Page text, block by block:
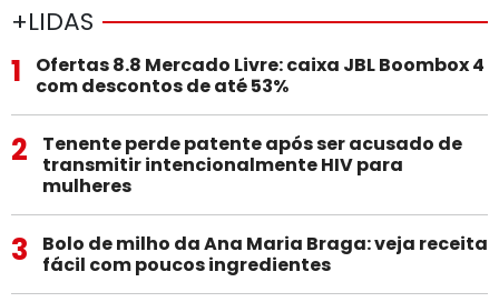
+LIDAS
1
Ofertas 8.8 Mercado Livre: caixa JBL Boombox 4
com descontos de até 53%
2
Tenente perde patente após ser acusado de
transmitir intencionalmente HIV para
mulheres
3
Bolo de milho da Ana Maria Braga: veja receita
fácil com poucos ingredientes